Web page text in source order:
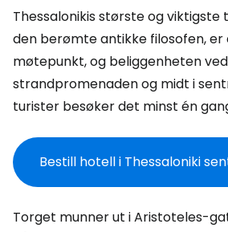
Thessalonikis største og
den berømte antikke filosofen,
møtepunkt, og beliggenheten ved
strandpromenaden og midt i
turister besøker det minst én
Bestill hotell i Thessaloniki
Torget munner ut i Aristoteles-